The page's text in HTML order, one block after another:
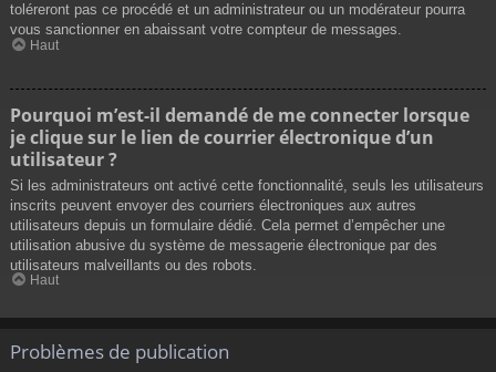
toléreront pas ce procédé et un administrateur ou un modérateur pourra
vous sanctionner en abaissant votre compteur de messages.
Haut
Pourquoi m’est-il demandé de me connecter lorsque
je clique sur le lien de courrier électronique d’un
utilisateur ?
Si les administrateurs ont activé cette fonctionnalité, seuls les utilisateurs
inscrits peuvent envoyer des courriers électroniques aux autres
utilisateurs depuis un formulaire dédié. Cela permet d’empêcher une
utilisation abusive du système de messagerie électronique par des
utilisateurs malveillants ou des robots.
Haut
Problèmes de publication